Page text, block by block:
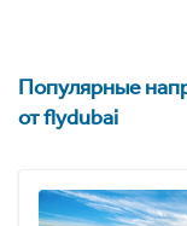
Популярные
от flydubai